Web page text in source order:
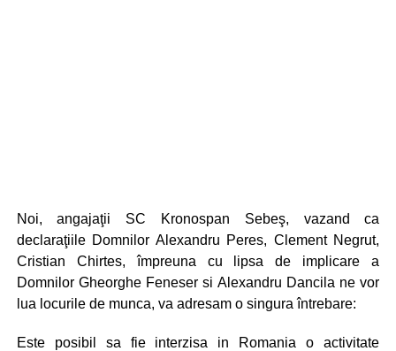
Noi, angajaţii SC Kronospan Sebeş, vazand ca
declaraţiile Domnilor Alexandru Peres, Clement Negrut,
Cristian Chirtes, împreuna cu lipsa de implicare a
Domnilor Gheorghe Feneser si Alexandru Dancila ne vor
lua locurile de munca, va adresam o singura întrebare:
Este posibil sa fie interzisa in Romania o activitate